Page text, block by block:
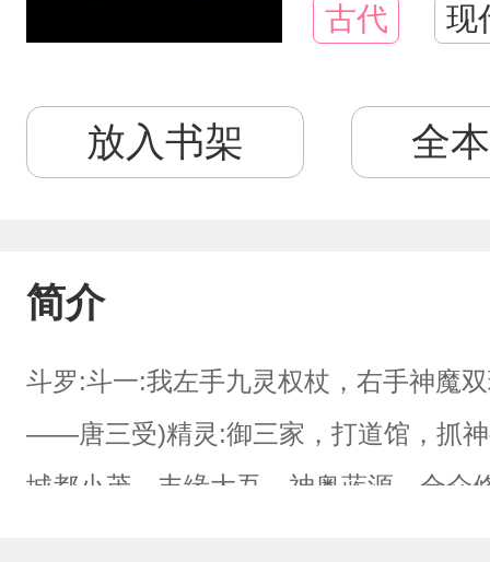
古代 现
放入书架 全
简介
斗罗:斗一:我左手九灵权杖，右手神魔
——唐三受)精灵:御三家，打道馆，抓
城都小茂、丰缘大吾、神奥蓝源、合众